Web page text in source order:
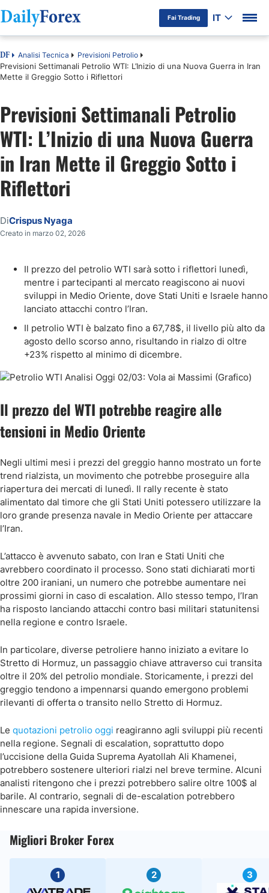
Fai Trading IT
DF Analisi Tecnica Previsioni Petrolio
Previsioni Settimanali Petrolio WTI: L’Inizio di una Nuova Guerra in Iran
Mette il Greggio Sotto i Riflettori
Previsioni Settimanali Petrolio
WTI: L’Inizio di una Nuova Guerra
in Iran Mette il Greggio Sotto i
Riflettori
DiCrispus Nyaga
Creato in marzo 02, 2026
Il prezzo del petrolio WTI sarà sotto i riflettori lunedì,
mentre i partecipanti al mercato reagiscono ai nuovi
sviluppi in Medio Oriente, dove Stati Uniti e Israele hanno
lanciato attacchi contro l’Iran.
Il petrolio WTI è balzato fino a 67,78$, il livello più alto da
agosto dello scorso anno, risultando in rialzo di oltre
+23% rispetto al minimo di dicembre.
Il prezzo del WTI potrebbe reagire alle
tensioni in Medio Oriente
Negli ultimi mesi i prezzi del greggio hanno mostrato un forte
trend rialzista, un movimento che potrebbe proseguire alla
riapertura dei mercati di lunedì. Il rally recente è stato
alimentato dal timore che gli Stati Uniti potessero utilizzare la
loro grande presenza navale in Medio Oriente per attaccare
l’Iran.
L’attacco è avvenuto sabato, con Iran e Stati Uniti che
avrebbero coordinato il processo. Sono stati dichiarati morti
oltre 200 iraniani, un numero che potrebbe aumentare nei
prossimi giorni in caso di escalation. Allo stesso tempo, l’Iran
ha risposto lanciando attacchi contro basi militari statunitensi
nella regione e contro Israele.
In particolare, diverse petroliere hanno iniziato a evitare lo
Stretto di Hormuz, un passaggio chiave attraverso cui transita
oltre il 20% del petrolio mondiale. Storicamente, i prezzi del
greggio tendono a impennarsi quando emergono problemi
rilevanti di offerta o transito nello Stretto di Hormuz.
Le quotazioni petrolio oggi reagiranno agli sviluppi più recenti
nella regione. Segnali di escalation, soprattutto dopo
l’uccisione della Guida Suprema Ayatollah Ali Khamenei,
potrebbero sostenere ulteriori rialzi nel breve termine. Alcuni
analisti ritengono che i prezzi potrebbero salire oltre 100$ al
barile. Al contrario, segnali di de-escalation potrebbero
innescare una rapida inversione.
Migliori Broker Forex
1 2 3